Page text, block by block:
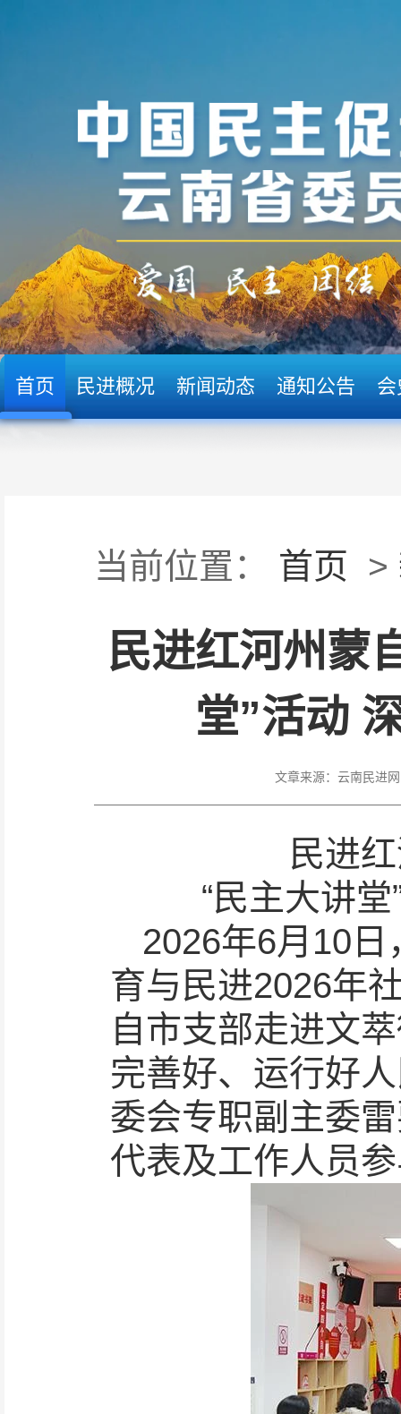
首页 民进概况 新闻动态 通知公告 会
当前位置： 首页 >
民进红河州蒙
堂”活动
文章来源： 云南民进网
民进
“民主大讲
2026年6月10日
育与民进2026年
自市支部走进文
完善好、运行好
委会专职副主委
代表及工作人员